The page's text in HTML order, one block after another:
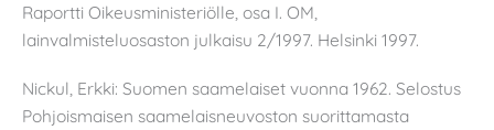
Raportti Oikeusministeriölle, osa I. OM,
lainvalmisteluosaston julkaisu 2/1997. Helsinki 1997.
Nickul, Erkki: Suomen saamelaiset vuonna 1962. Selostus
Pohjoismaisen saamelaisneuvoston suorittamasta